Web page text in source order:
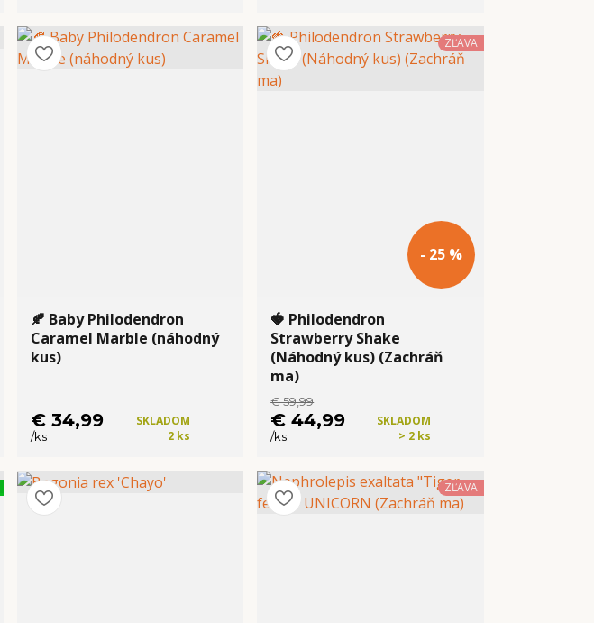
Kúpiť
🍂 Baby Philodendron
Caramel Marble (náhodný
kus)
€ 34,99
/ks
SKLADOM
2 ks
Kúpiť
ZĽAVA
- 25 %
🍓 Philodendron
Strawberry Shake
(Náhodný kus) (Zachráň
ma)
€ 59,99
€ 44,99
/ks
SKLADOM
> 2 ks
Kúpiť
ZĽAVA